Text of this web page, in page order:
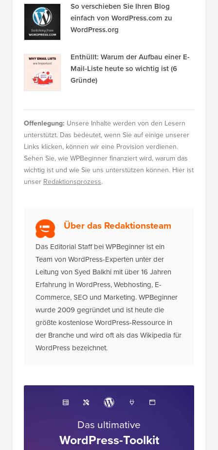
So verschieben Sie Ihren Blog
einfach von WordPress.com zu
WordPress.org
Enthüllt: Warum der Aufbau einer E-
Mail-Liste heute so wichtig ist (6
Gründe)
Offenlegung: Unsere Inhalte werden von den Lesern
unterstützt. Das bedeutet, wenn Sie auf einige unserer
Links klicken, können wir eine Provision verdienen.
Sehen Sie, wie WPBeginner finanziert wird, warum das
wichtig ist und wie Sie uns unterstützen können. Hier ist
unser Redaktionsprozess.
Über das Redaktionsteam
Das Editorial Staff bei WPBeginner ist ein
Team von WordPress-Experten unter der
Leitung von Syed Balkhi mit über 16 Jahren
Erfahrung in WordPress, Webhosting, E-
Commerce, SEO und Marketing. WPBeginner
wurde 2009 gegründet und ist heute die
größte kostenlose WordPress-Ressource in
der Branche und wird oft als das Wikipedia für
WordPress bezeichnet.
Das ultimative
WordPress-Toolkit